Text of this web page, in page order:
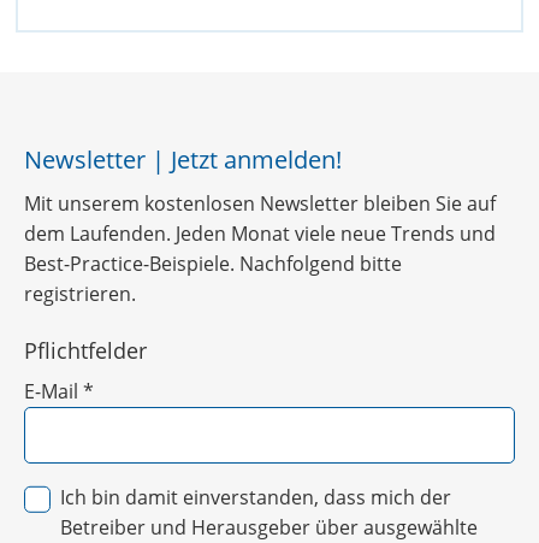
Newsletter | Jetzt anmelden!
Mit unserem kostenlosen Newsletter bleiben Sie auf
dem Laufenden. Jeden Monat viele neue Trends und
Best-Practice-Beispiele. Nachfolgend bitte
registrieren.
Pflichtfelder
E-Mail *
Ich bin damit einverstanden, dass mich der
Betreiber und Herausgeber über ausgewählte